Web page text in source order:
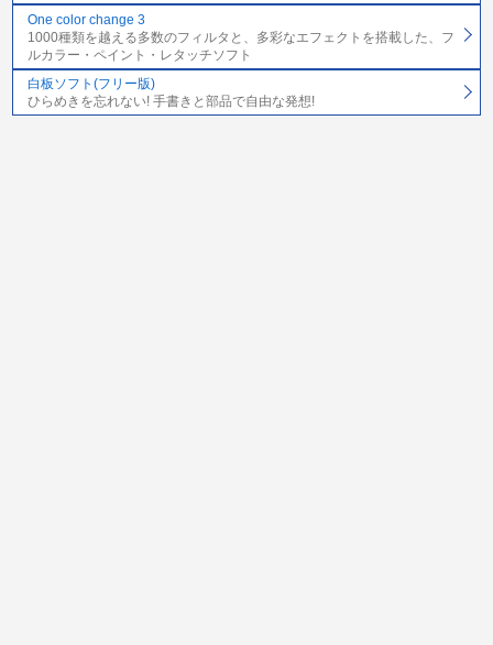
One color change 3
1000種類を越える多数のフィルタと、多彩なエフェクトを搭載した、フ
ルカラー・ペイント・レタッチソフト
白板ソフト(フリー版)
ひらめきを忘れない! 手書きと部品で自由な発想!